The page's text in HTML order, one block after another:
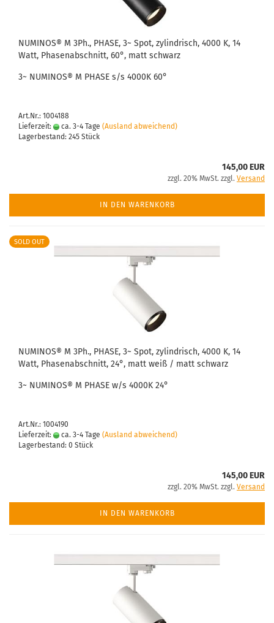
NUMINOS® M 3Ph., PHASE, 3~ Spot, zylindrisch, 4000 K, 14
Watt, Phasenabschnitt, 60°, matt schwarz
3~ NUMINOS® M PHASE s/s 4000K 60°
Art.Nr.: 1004188
Lieferzeit:
ca. 3-4 Tage (Ausland abweichend)
Lagerbestand: 245 Stück
145,00 EUR
zzgl. 20% MwSt. zzgl. Versand
IN DEN WARENKORB
SOLD OUT
NUMINOS® M 3Ph., PHASE, 3~ Spot, zylindrisch, 4000 K, 14
Watt, Phasenabschnitt, 24°, matt weiß / matt schwarz
3~ NUMINOS® M PHASE w/s 4000K 24°
Art.Nr.: 1004190
Lieferzeit:
ca. 3-4 Tage (Ausland abweichend)
Lagerbestand: 0 Stück
145,00 EUR
zzgl. 20% MwSt. zzgl. Versand
IN DEN WARENKORB